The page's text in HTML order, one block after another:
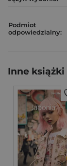
Podmiot
odpowiedzialny:
Inne książki